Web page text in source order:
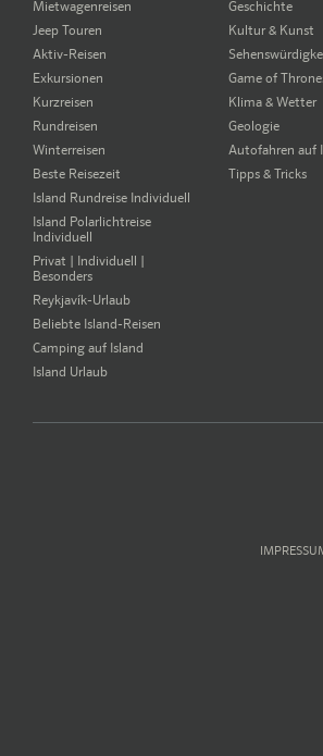
Mietwagenreisen
Jeep Touren
Aktiv-Reisen
Exkursionen
Kurzreisen
Rundreisen
Winterreisen
Beste Reisezeit
Island Rundreise Individuell
Island Polarlichtreise
Individuell
Privat | Individuell |
Besonders
Reykjavík-Urlaub
Beliebte Island-Reisen
Camping auf Island
Island Urlaub
Geschichte
Kultur & Kunst
Game of
Klima & Wetter
Geologie
Autofahren auf
Tipps & Tricks